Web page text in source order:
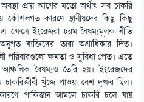
প্রায় আগের মতো অর্থাৎ সব চাকরি
কৌশলগত কারণে স্থানীয়দের কিছু কিছু
ক্ষেত্রে ইংরেজরা চরম বৈষম্যমূলক নীতি
ব্যক্তিদের তারা অগ্রাধিকার দিত।
পরিবারগুলো ক্ষমতা ও সুবিধা পেত। এতে
বৈষম্যও তৈরি হয়। ইংরেজদের
খুঁজে পাওয়া বেশ দুষ্কর ছিল।
পাকিস্তান আমলে চাকরি চলে যায়